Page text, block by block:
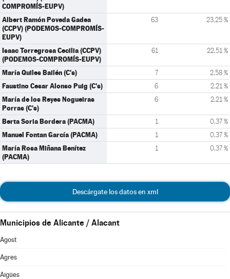
COMPROMÍS-EUPV)
Albert Ramón Poveda Gadea
(CCPV) (PODEMOS-COMPROMÍS-
EUPV)
63 23,25 %
Isaac Torregrosa Cecilia (CCPV)
(PODEMOS-COMPROMÍS-EUPV)
61 22,51 %
María Quiles Bailén (C's) 7 2,58 %
Faustino Cesar Alonso Puig (C's) 6 2,21 %
María de los Reyes Nogueiras
Porras (C's)
6 2,21 %
Berta Soria Bordera (PACMA) 1 0,37 %
Manuel Fontan García (PACMA) 1 0,37 %
María Rosa Miñana Benítez
(PACMA)
1 0,37 %
Descárgate los datos en xml
Municipios de Alicante / Alacant
Agost
Agres
Aigües